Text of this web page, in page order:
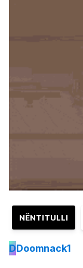
NËNTITULLI
DDoomnack1